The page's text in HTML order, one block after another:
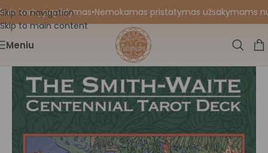
Skip to navigation
Skip to main content
kortų papildymas•Nemokamas pristatymas užsakymams
Meniu